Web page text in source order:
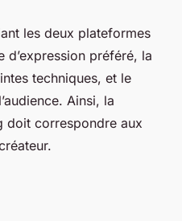
les deux plateformes
d’expression préféré, la
techniques, et le
Ainsi, la
doit correspondre aux